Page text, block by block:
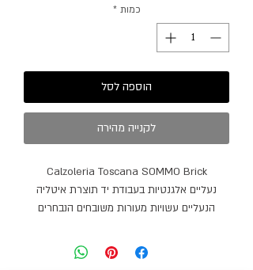
כמות *
הוספה לסל
לקנייה מהירה
Calzoleria Toscana SOMMO Brick
נעליים אלגנטיות בעבודת יד תוצרת איטליה
הנעליים עשויות מעורות משובחים הנבחרים
סוליה גומי